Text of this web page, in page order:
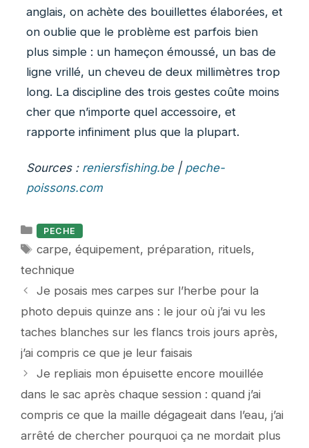
anglais, on achète des bouillettes élaborées, et
on oublie que le problème est parfois bien
plus simple : un hameçon émoussé, un bas de
ligne vrillé, un cheveu de deux millimètres trop
long. La discipline des trois gestes coûte moins
cher que n’importe quel accessoire, et
rapporte infiniment plus que la plupart.
Sources : reniersfishing.be| peche-
poissons.com
Catégories
PECHE
Étiquettes
carpe,équipement, préparation, rituels,
technique
Je posais mes carpes sur l’herbe pour la
photo depuis quinze ans : le jour où j’ai vu les
taches blanches sur les flancs trois jours après,
j’ai compris ce que je leur faisais
Je repliais mon épuisette encore mouillée
dans le sac après chaque session : quand j’ai
compris ce que la maille dégageait dans l’eau, j’ai
arrêté de chercher pourquoi ça ne mordait plus